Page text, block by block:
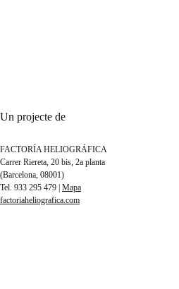
Un projecte de
FACTORÍA HELIOGRÁFICA
Carrer Riereta, 20 bis, 2a planta
(Barcelona, 08001)
Tel. 933 295 479 | Mapa
factoriaheliografica.com